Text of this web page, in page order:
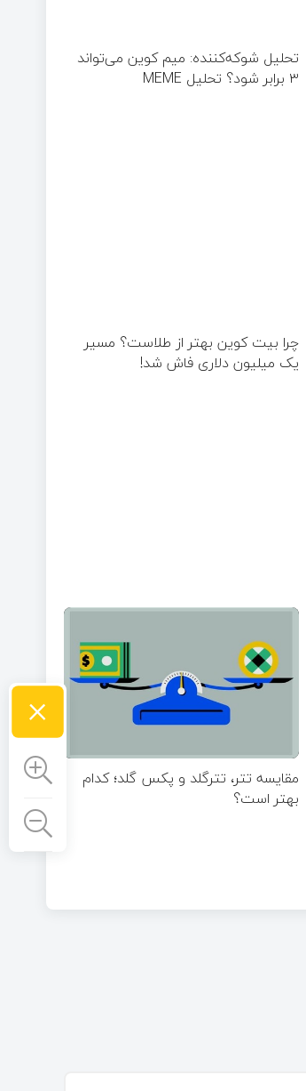
تحلیل شوکه‌کننده: میم کوین می‌تواند
۳ برابر شود؟ تحلیل MEME
چرا بیت کوین بهتر از طلاست؟ مسیر
یک میلیون دلاری فاش شد!
مقایسه تتر، تترگلد و پکس گلد؛ کدام
بهتر است؟
×